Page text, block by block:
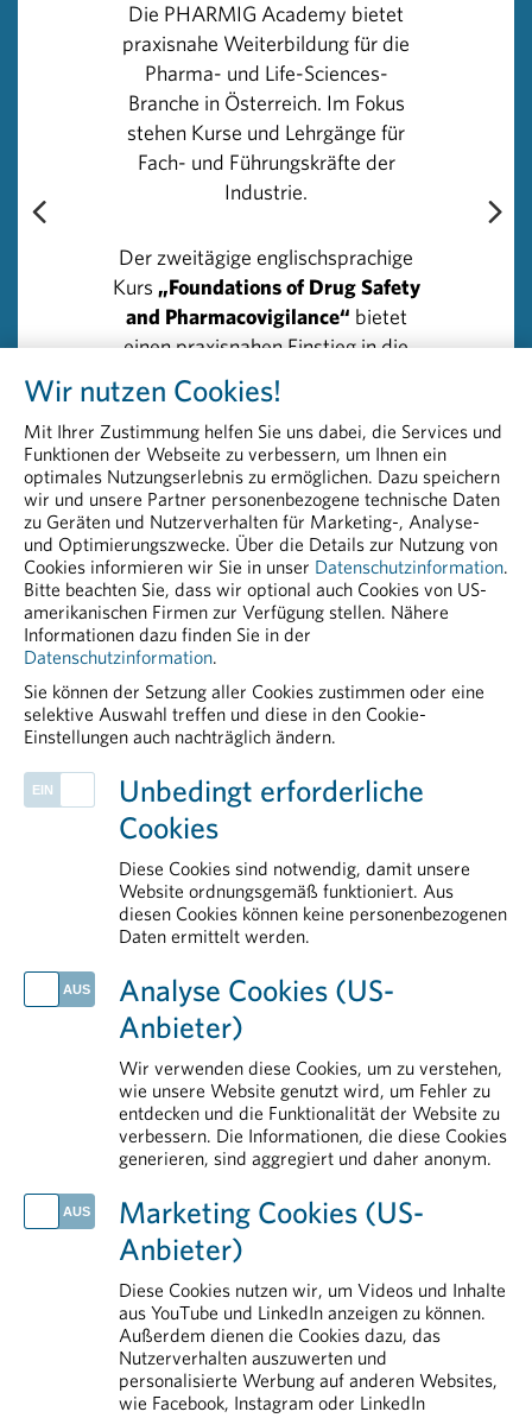
Nachvollziehbar ist für Herzog die Forderung, den Anteil
der Gesundheitsausgaben am BIP auf 12 Prozent
anzuheben, wo auch das Niveau der Nachbarländer
liegt: „Angesichts der demografischen Entwicklung und
der Zunahme von Volkskrankheiten wie Herz-Kreislauf-
Erkrankungen und Diabetes und der Zunahme an
Krebserkrankungen ist das nur logisch und konsequent.“
Rückfragehinweis
Pharmig – Verband der pharmazeutischen Industrie
Peter Richter, BA MA
peter.richter@pharmig.at
pharmig.at
20190910 Heute das Gesundheitssystem von
morgen stärken.pdf
PDF - 34,1 KB
Über uns
Communications
European & International Affairs
PHARMIG-Verhaltenscodex
Plasmaproteine
Arzneimittel vor Hitze schützen
Rauchstopp als starker Hebel für Gesundheit und Versorgung
Tag der Weltgesundheit: nicht ohne Medikamente
IM DETAIL
Pharmareferenten
Rund um die Pharmaindustrie
Forschung & Entwicklung
Aus- und Weiterbildung
Erstattung von Arzneimitteln
Die PHARMIG Academy bietet
praxisnahe Weiterbildung für die
Pharma- und Life-Sciences-
Branche in Österreich. Im Fokus
stehen Kurse und Lehrgänge für
Fach- und Führungskräfte der
Industrie.
Der zweitägige englischsprachige
Kurs „Foundations of Drug Safety
and Pharmacovigilance“ bietet
einen praxisnahen Einstieg in die
Arzneimittelsicherheit und
Pharmakovigilanz – ideal für
Fachkräfte im Bereich PV und
angrenzenden Funktionen.
>> Details und Anmeldung:
Foundations of Drug Safety and
Pharmacovigilance
Wir nutzen Cookies!
Mit Ihrer Zustimmung helfen Sie uns dabei, die Services und
Funktionen der Webseite zu verbessern, um Ihnen ein
optimales Nutzungserlebnis zu ermöglichen. Dazu speichern
wir und unsere Partner personenbezogene technische Daten
zu Geräten und Nutzerverhalten für Marketing-, Analyse-
und Optimierungszwecke. Über die Details zur Nutzung von
Cookies informieren wir Sie in unser Datenschutzinformation.
Bitte beachten Sie, dass wir optional auch Cookies von US-
amerikanischen Firmen zur Verfügung stellen. Nähere
Informationen dazu finden Sie in der
Datenschutzinformation.
Sie können der Setzung aller Cookies zustimmen oder eine
selektive Auswahl treffen und diese in den Cookie-
Einstellungen auch nachträglich ändern.
Unbedingt erforderliche
Cookies
Diese Cookies sind notwendig, damit unsere
Website ordnungsgemäß funktioniert. Aus
diesen Cookies können keine personenbezogenen
Daten ermittelt werden.
Analyse Cookies (US-
Anbieter)
Wir verwenden diese Cookies, um zu verstehen,
wie unsere Website genutzt wird, um Fehler zu
entdecken und die Funktionalität der Website zu
verbessern. Die Informationen, die diese Cookies
generieren, sind aggregiert und daher anonym.
Marketing Cookies (US-
Anbieter)
Diese Cookies nutzen wir, um Videos und Inhalte
aus YouTube und LinkedIn anzeigen zu können.
Außerdem dienen die Cookies dazu, das
Nutzerverhalten auszuwerten und
personalisierte Werbung auf anderen Websites,
wie Facebook, Instagram oder LinkedIn